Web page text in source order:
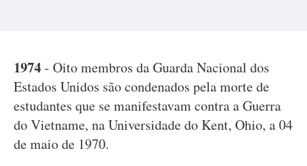
1974- Oito membros da Guarda Nacional dos
Estados Unidos são condenados pela morte de
estudantes que se manifestavam contra a Guerra
do Vietname, na Universidade do Kent, Ohio, a 04
de maio de 1970.